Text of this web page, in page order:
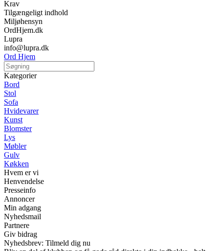
Krav
Tilgængeligt indhold
Miljøhensyn
OrdHjem.dk
Lupra
info@lupra.dk
Ord Hjem
Kategorier
Bord
Stol
Sofa
Hvidevarer
Kunst
Blomster
Lys
Møbler
Gulv
Køkken
Hvem er vi
Henvendelse
Presseinfo
Annoncer
Min adgang
Nyhedsmail
Partnere
Giv bidrag
Nyhedsbrev: Tilmeld dig nu